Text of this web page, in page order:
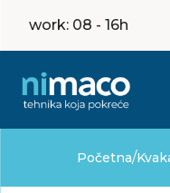
work: 08 - 16h
Početna/